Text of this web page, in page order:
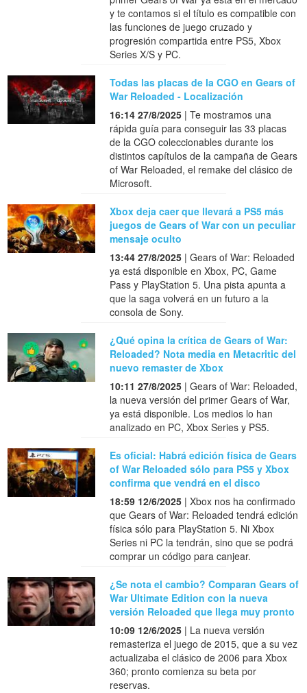
y te contamos si el título es compatible con
las funciones de juego cruzado y
progresión compartida entre PS5, Xbox
Series X/S y PC.
Todas las placas de la CGO en Gears of
War Reloaded - Localización
16:14 27/8/2025 | Te mostramos una
rápida guía para conseguir las 33 placas
de la CGO coleccionables durante los
distintos capítulos de la campaña de Gears
of War Reloaded, el remake del clásico de
Microsoft.
Xbox deja caer que llevará a PS5 más
juegos de Gears of War con un peculiar
mensaje oculto
13:44 27/8/2025 | Gears of War: Reloaded
ya está disponible en Xbox, PC, Game
Pass y PlayStation 5. Una pista apunta a
que la saga volverá en un futuro a la
consola de Sony.
¿Qué opina la crítica de Gears of War:
Reloaded? Nota media en Metacritic del
nuevo remaster de Xbox
10:11 27/8/2025 | Gears of War: Reloaded,
la nueva versión del primer Gears of War,
ya está disponible. Los medios lo han
analizado en PC, Xbox Series y PS5.
Es oficial: Habrá edición física de Gears
of War Reloaded sólo para PS5 y Xbox
confirma que vendrá en el disco
18:59 12/6/2025 | Xbox nos ha confirmado
que Gears of War: Reloaded tendrá edición
física sólo para PlayStation 5. Ni Xbox
Series ni PC la tendrán, sino que se podrá
comprar un código para canjear.
¿Se nota el cambio? Comparan Gears of
War Ultimate Edition con la nueva
versión Reloaded que llega muy pronto
10:09 12/6/2025 | La nueva versión
remasteriza el juego de 2015, que a su vez
actualizaba el clásico de 2006 para Xbox
360; pronto comienza su beta por
reservas.